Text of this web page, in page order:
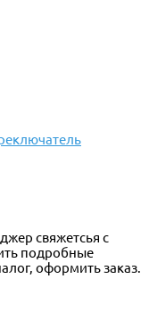
свяжетсья с
подробные
оформить заказ.